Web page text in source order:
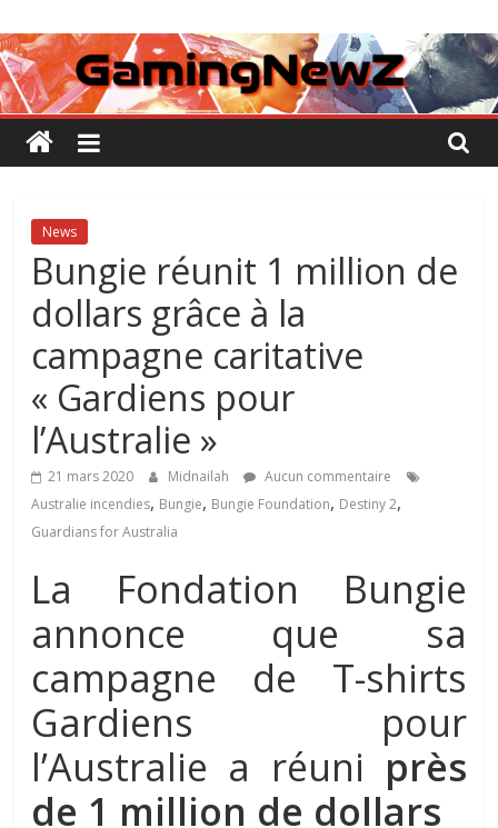
au
contenu
GamingNewZ
Tests
et
Actu
des
vidéo
News
Bungie réunit 1 million de
dollars grâce à la
campagne caritative
« Gardiens pour
l’Australie »
21 mars 2020 Midnailah
Aucun commentaire
Australie incendies, Bungie, Bungie Foundation, Destiny 2,
Guardians for Australia
La Fondation Bungie
annonce que sa
campagne de T-shirts
Gardiens pour
l’Australie a réuni près
de 1 million de dollars